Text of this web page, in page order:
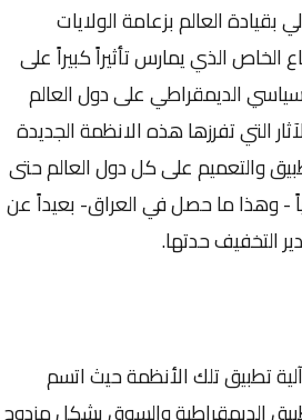
انفرد النظام الرأسمالي بقيادة العالم بزعامة الولايات
الخاص الذي يمارس تأثيراً كبيراً على
الديمقراطي على دول العالم
التي تفرزها هذه الانظمة الجديدة
والتعميم على كل دول العالم حتى
- وهذا ما حصل في العراق- بعيداً عن
التخفيف حدتها.
تطبيق تلك الأنظمة حيث اتسم
الديمقراطية والسوق بشكل مزدوج